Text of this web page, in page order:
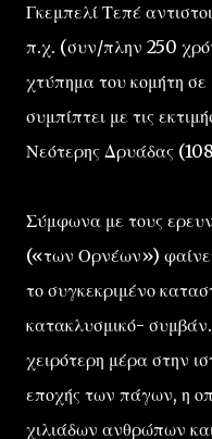
Γκεμπελί Τεπέ
π.χ. (συν/πλην 250
χτύπημα του κομήτη
συμπίπτει με τις
Νεότερης Δρυάδας
Σύμφωνα με τους
(«των Ορνέων»)
το συγκεκριμένο
κατακλυσμικό-
χειρότερη μέρα στην
εποχής των πάγων, η
χιλιάδων ανθρώπων